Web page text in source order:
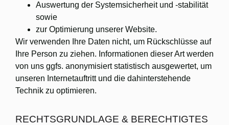
Auswertung der Systemsicherheit und -stabilität
sowie
zur Optimierung unserer Website.
Wir verwenden Ihre Daten nicht, um Rückschlüsse auf
Ihre Person zu ziehen. Informationen dieser Art werden
von uns ggfs. anonymisiert statistisch ausgewertet, um
unseren Internetauftritt und die dahinterstehende
Technik zu optimieren.
RECHTSGRUNDLAGE & BERECHTIGTES